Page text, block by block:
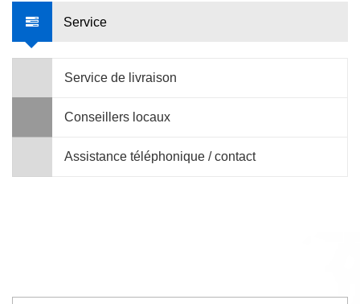
Service
Service de livraison
Conseillers locaux
Assistance téléphonique / contact